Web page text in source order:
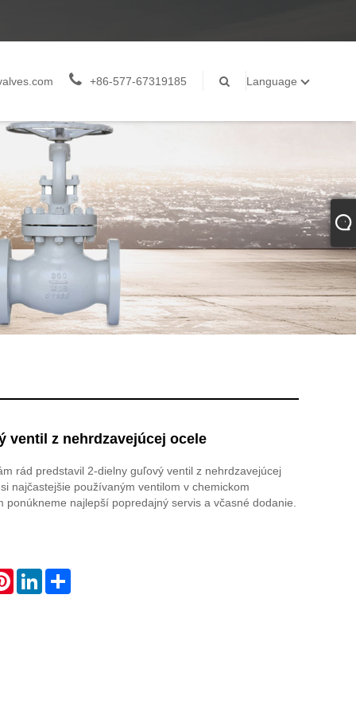
+86-577-67319185 Language
ventil z nehrdzavejúcej ocele
rád predstavil 2-dielny guľový ventil z nehrdzavejúcej
najčastejšie používaným ventilom v chemickom
ponúkneme najlepší popredajný servis a včasné dodanie.
PinterestLinkedInShare